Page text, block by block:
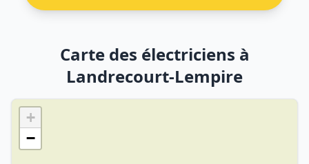
Carte des électriciens à
Landrecourt-Lempire
+
−